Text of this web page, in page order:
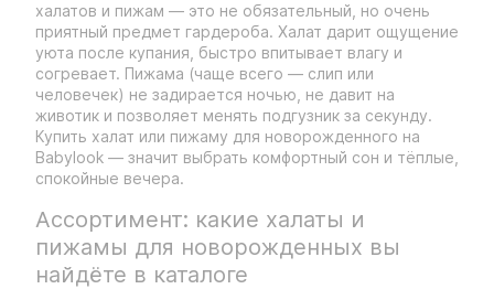
халатов и пижам — это не обязательный, но очень
приятный предмет гардероба. Халат дарит ощущение
уюта после купания, быстро впитывает влагу и
согревает. Пижама (чаще всего — слип или
человечек) не задирается ночью, не давит на
животик и позволяет менять подгузник за секунду.
Купить халат или пижаму для новорожденного на
Babylook — значит выбрать комфортный сон и тёплые,
спокойные вечера.
Ассортимент: какие халаты и
пижамы для новорожденных вы
найдёте в каталоге